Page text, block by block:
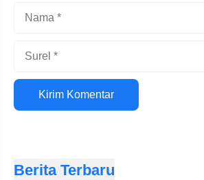
Situs
web
Berita Terbaru